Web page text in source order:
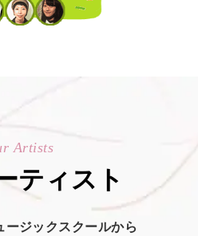
Artists
ティスト
ージックスクールから